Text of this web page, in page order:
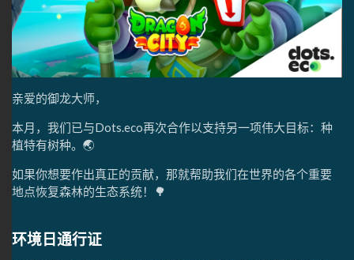
亲爱的御龙大师，
本月，我们已与Dots.eco再次合作以支持另一项伟大目标：种
植特有树种。🌏
如果你想要作出真正的贡献，那就帮助我们在世界的各个重要
地点恢复森林的生态系统！🌳
环境日通行证